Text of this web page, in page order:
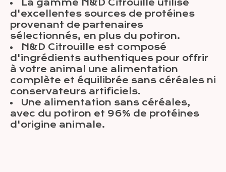
La gamme N&D Citrouille utilise
d'excellentes sources de protéines
provenant de partenaires
sélectionnés, en plus du potiron.
N&D Citrouille est composé
d'ingrédients authentiques pour offrir
à votre animal une alimentation
complète et équilibrée sans céréales ni
conservateurs artificiels.
Une alimentation sans céréales,
avec du potiron et 96% de protéines
d'origine animale.